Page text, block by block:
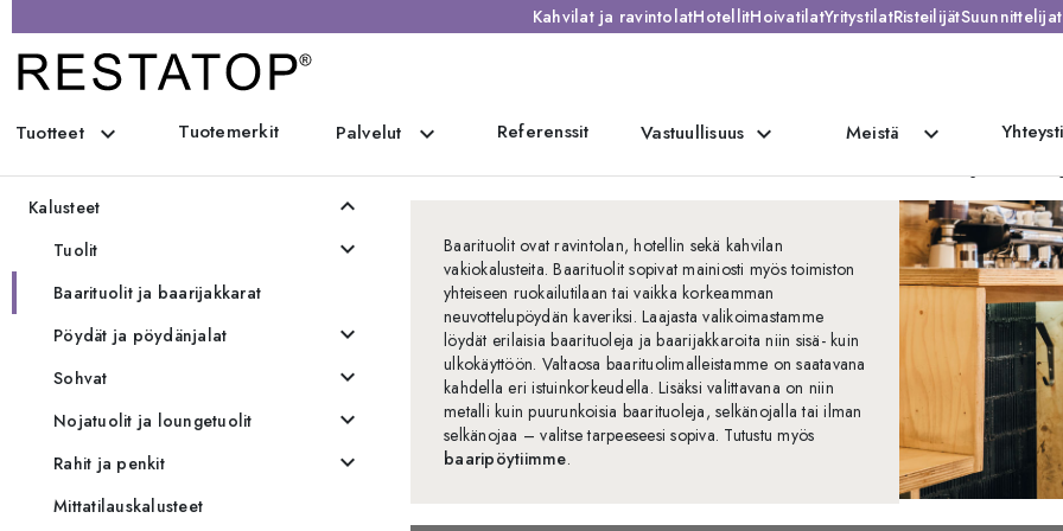
Kahvilat ja ravintolatHotellitHoivatilatYritystilatRisteilijätSuunnittelijat
Tuotteet expand_more Tuotemerkit Palvelut expand_more Referenssit Vastuullisuus expand_more Meistä expand_more
Kalusteet
expand_less
Tuolit expand_more
Baarituolit ja baarijakkarat
Pöydät ja pöydänjalat
expand_more
Sohvat expand_more
Nojatuolit ja loungetuolit expand_more
Rahit ja penkit expand_more
Mittatilauskalusteet
Baarituolit ja
Baarituolit ovat ravintolan, hotellin sekä kahvilan
vakiokalusteita. Baarituolit sopivat mainiosti myös toimiston
yhteiseen ruokailutilaan tai vaikka korkeamman
neuvottelupöydän kaveriksi. Laajasta valikoimastamme
löydät erilaisia baarituoleja ja baarijakkaroita niin sisä- kuin
ulkokäyttöön. Valtaosa baarituolimalleistamme on saatavana
kahdella eri istuinkorkeudella. Lisäksi valittavana on niin
metalli kuin puurunkoisia baarituoleja, selkänojalla tai ilman
selkänojaa – valitse tarpeeseesi sopiva. Tutustu myös
baaripöytiimme.